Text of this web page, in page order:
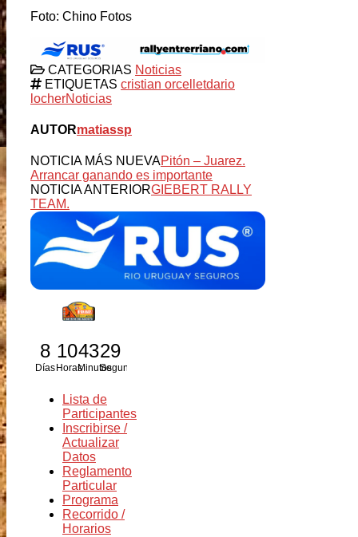
Foto: Chino Fotos
CATEGORIAS Noticias
ETIQUETAS cristian orcelletdario
locherNoticias
AUTORmatiassp
NOTICIA MÁS NUEVAPitón – Juarez.
Arrancar ganando es importante
NOTICIA ANTERIORGIEBERT RALLY
TEAM.
8
Días
10
Horas
43
Minutos
28
Segundos
Lista de
Participantes
Inscribirse /
Actualizar
Datos
Reglamento
Particular
Programa
Recorrido /
Horarios